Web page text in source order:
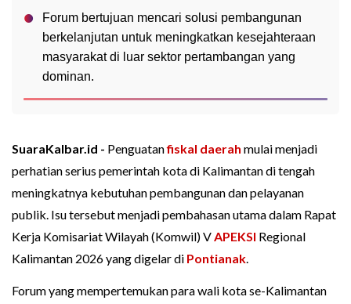
Forum bertujuan mencari solusi pembangunan
berkelanjutan untuk meningkatkan kesejahteraan
masyarakat di luar sektor pertambangan yang
dominan.
SuaraKalbar.id - Penguatanfiskal daerah mulai menjadi
perhatian serius pemerintah kota di Kalimantan di tengah
meningkatnya kebutuhan pembangunan dan pelayanan
publik. Isu tersebut menjadi pembahasan utama dalam Rapat
Kerja Komisariat Wilayah (Komwil) VAPEKSI Regional
Kalimantan 2026 yang digelar di Pontianak.
Forum yang mempertemukan para wali kota se-Kalimantan